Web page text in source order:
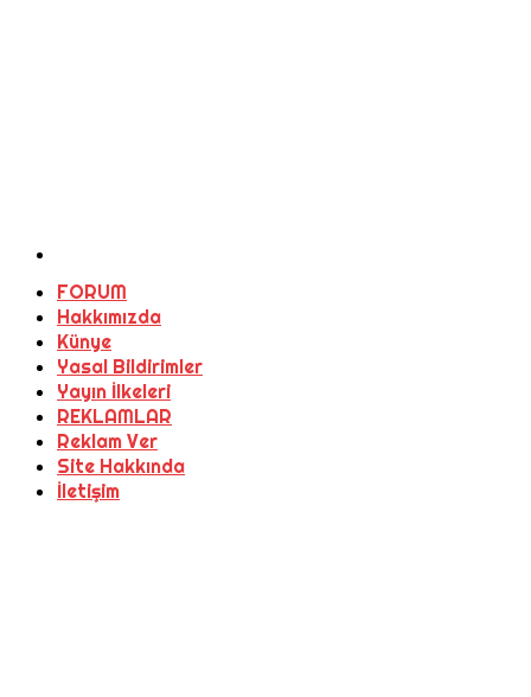
FORUM
Hakkımızda
Künye
Yasal Bildirimler
Yayın İlkeleri
REKLAMLAR
Reklam Ver
Site Hakkında
İletişim